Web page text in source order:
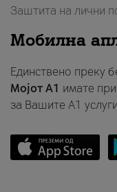
Заштита на лични
Мобилна
Единствено преку
Мојот A1 имате
за Вашите A1